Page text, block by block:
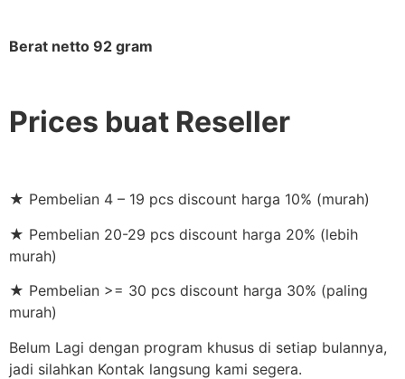
Berat netto 92 gram
Prices buat Reseller
★ Pembelian 4 – 19 pcs discount harga 10% (murah)
★ Pembelian 20-29 pcs discount harga 20% (lebih
murah)
★ Pembelian >= 30 pcs discount harga 30% (paling
murah)
Belum Lagi dengan program khusus di setiap bulannya,
jadi silahkan Kontak langsung kami segera.